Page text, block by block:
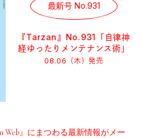
最新号 No.931
『Tarzan』No.931「自律神
経ゆったりメンテナンス術」
08.06（木）発売
Web』にまつわる最新情報がメー